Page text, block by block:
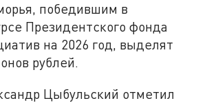
победившим в
Президентского фонда
на 2026 год, выделят
рублей.
Цыбульский отметил